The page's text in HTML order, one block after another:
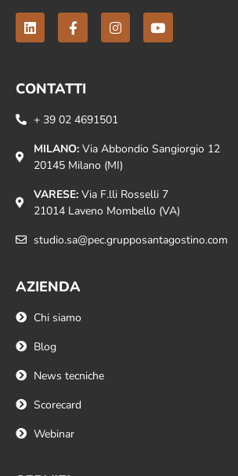
CONTATTI
+ 39 02 4691501
MILANO:Via Abbondio Sangiorgio 12
20145 Milano (MI)
VARESE:Via F.lli Rosselli 7
21014 Laveno Mombello (VA)
studio.sa@pec.grupposantagostino.com
AZIENDA
Chi siamo
Blog
News tecniche
Scorecard
Webinar